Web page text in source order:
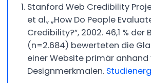
Stanford Web Credibility
et al., „How Do People
Credibility?”, 2002. 46,1 % der
(n=2.684) bewerteten die
einer Website primär anhand
Designmerkmalen.